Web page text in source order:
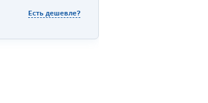
Есть дешевле?